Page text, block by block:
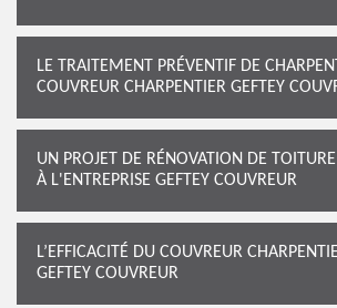
LE TRAITEMENT PRÉVENTIF DE
COUVREUR CHARPENTIER GEFTEY
UN PROJET DE RÉNOVATION DE
À L'ENTREPRISE GEFTEY COUVREUR
L’EFFICACITÉ DU COUVREUR
GEFTEY COUVREUR